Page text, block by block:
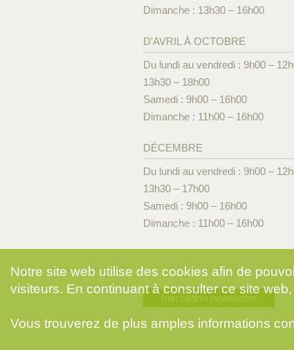
Dimanche : 13h30 – 16h00
D'AVRIL À OCTOBRE
Du lundi au vendredi : 9h00 –
13h30 – 18h00
Samedi : 9h00 – 16h00
Dimanche : 11h00 – 16h00
DÉCEMBRE
Du lundi au vendredi : 9h00 –
13h30 – 17h00
Samedi : 9h00 – 16h00
Dimanche : 11h00 – 16h00
Inscription newsletter
Notre site web utilise des cookies afin de
visiteurs. En continuant à consulter ce site
Vous trouverez de plus amples informations